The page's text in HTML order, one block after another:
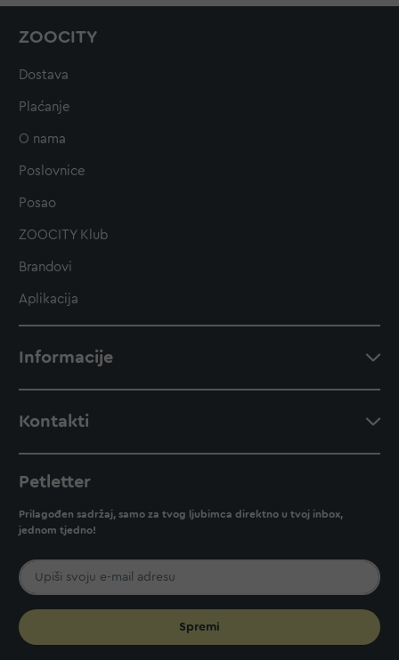
ZOOCITY
Dostava
Plaćanje
O nama
Poslovnice
Posao
ZOOCITY Klub
Brandovi
Aplikacija
Informacije
Kontakti
Petletter
Prilagođen sadržaj, samo za tvog ljubimca direktno u tvoj inbox,
jednom tjedno!
Spremi